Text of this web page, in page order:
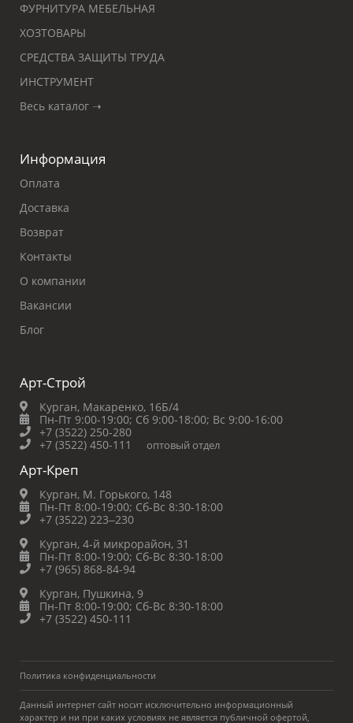
ФУРНИТУРА МЕБЕЛЬНАЯ
ХОЗТОВАРЫ
СРЕДСТВА ЗАЩИТЫ ТРУДА
ИНСТРУМЕНТ
Весь каталог ➝
Информация
Оплата
Доставка
Возврат
Контакты
О компании
Вакансии
Блог
Арт-Строй
Курган, Макаренко, 16Б/4
Пн-Пт 9:00-19:00; Сб 9:00-18:00; Вс 9:00-16:00
+7 (3522) 250-280
+7 (3522) 450-111
оптовый отдел
Арт-Креп
Курган, М. Горького, 148
Пн-Пт 8:00-19:00; Сб-Вс 8:30-18:00
+7 (3522) 223‒230
Курган, 4-й микрорайон, 31
Пн-Пт 8:00-19:00; Сб-Вс 8:30-18:00
+7 (965) 868-84-94
Курган, Пушкина, 9
Пн-Пт 8:00-19:00; Сб-Вс 8:30-18:00
+7 (3522) 450-111
Политика конфиденциальности
Данный интернет сайт носит исключительно информационный
характер и ни при каких условиях не является публичной офертой,